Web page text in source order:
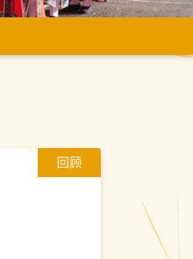
回顾